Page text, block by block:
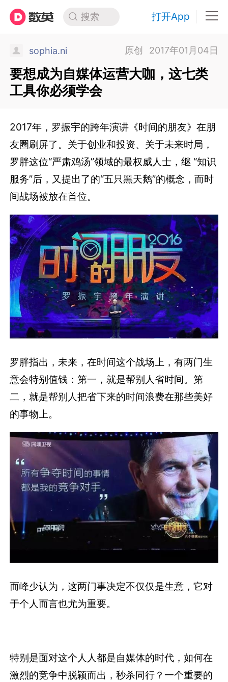
搜索 打开App
sophia.ni 原创 2017年01月04日
要想成为自媒体运营大咖，这七类
工具你必须学会
2017年，罗振宇的跨年演讲《时间的朋友》在朋
友圈刷屏了。关于创业和投资、关于未来时局，
罗胖这位“严肃鸡汤”领域的最权威人士，继 “知识
服务”后，又提出了的“五只黑天鹅”的概念，而时
间战场被放在首位。
罗胖指出，未来，在时间这个战场上，有两门生
意会特别值钱：第一，就是帮别人省时间。第
二，就是帮别人把省下来的时间浪费在那些美好
的事物上。
而峰少认为，这两门事决定不仅仅是生意，它对
于个人而言也尤为重要。
特别是面对这个人人都是自媒体的时代，如何在
激烈的竞争中脱颖而出，秒杀同行？一个重要的